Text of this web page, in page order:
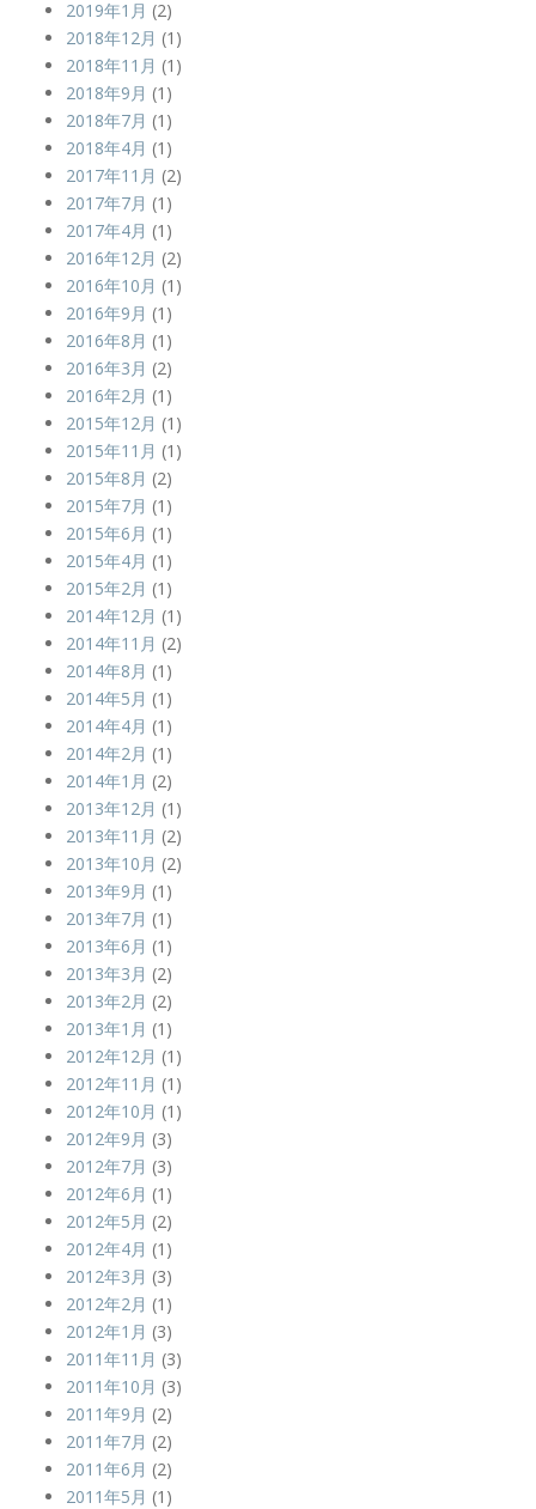
2019年1月 (2)
2018年12月 (1)
2018年11月 (1)
2018年9月 (1)
2018年7月 (1)
2018年4月 (1)
2017年11月 (2)
2017年7月 (1)
2017年4月 (1)
2016年12月 (2)
2016年10月 (1)
2016年9月 (1)
2016年8月 (1)
2016年3月 (2)
2016年2月 (1)
2015年12月 (1)
2015年11月 (1)
2015年8月 (2)
2015年7月 (1)
2015年6月 (1)
2015年4月 (1)
2015年2月 (1)
2014年12月 (1)
2014年11月 (2)
2014年8月 (1)
2014年5月 (1)
2014年4月 (1)
2014年2月 (1)
2014年1月 (2)
2013年12月 (1)
2013年11月 (2)
2013年10月 (2)
2013年9月 (1)
2013年7月 (1)
2013年6月 (1)
2013年3月 (2)
2013年2月 (2)
2013年1月 (1)
2012年12月 (1)
2012年11月 (1)
2012年10月 (1)
2012年9月 (3)
2012年7月 (3)
2012年6月 (1)
2012年5月 (2)
2012年4月 (1)
2012年3月 (3)
2012年2月 (1)
2012年1月 (3)
2011年11月 (3)
2011年10月 (3)
2011年9月 (2)
2011年7月 (2)
2011年6月 (2)
2011年5月 (1)